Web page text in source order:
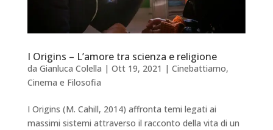
I Origins – L’amore tra scienza e religione
da Gianluca Colella | Ott 19, 2021 | Cinebattiamo,
Cinema e Filosofia
I Origins (M. Cahill, 2014) affronta temi legati ai
massimi sistemi attraverso il racconto della vita di un